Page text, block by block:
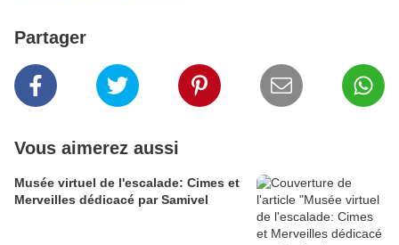
Partager
Vous aimerez aussi
Musée virtuel de l'escalade: Cimes et
Merveilles dédicacé par Samivel